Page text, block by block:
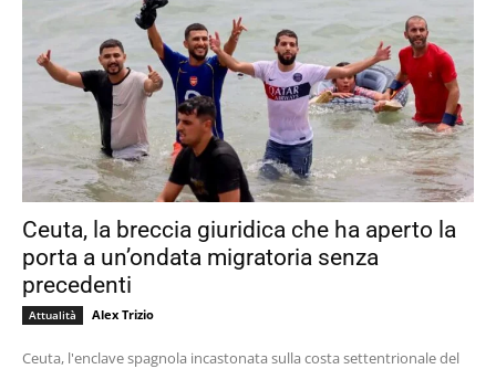
Ceuta, la breccia giuridica che ha aperto la
porta a un’ondata migratoria senza
precedenti
Attualità Alex Trizio
Ceuta, l'enclave spagnola incastonata sulla costa settentrionale del